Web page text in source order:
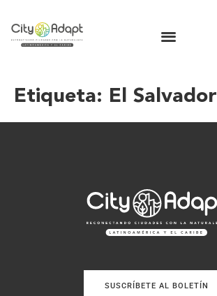
Etiqueta: El Salvador
SUSCRÍBETE AL BOLETÍN